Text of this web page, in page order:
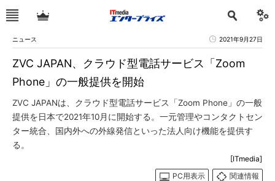
ニュース 2021年9月27日
ZVC JAPAN、クラウド型電話サービス「Zoom
Phone」の一般提供を開始
ZVC JAPANは、クラウド型電話サービス「Zoom Phone」の一般
提供を日本で2021年10月に開始する。一元管理やコンタクトセン
ター統合、国内外への外線発信といった法人向け機能を提供す
る。
[ITmedia]
PC用表示
関連情報